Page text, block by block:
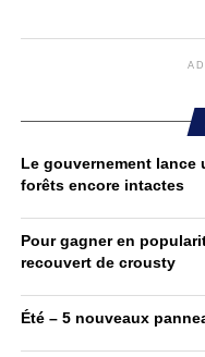
Le gouvernement lance
forêts encore intactes
Pour gagner en
recouvert de crousty
Été – 5 nouveaux